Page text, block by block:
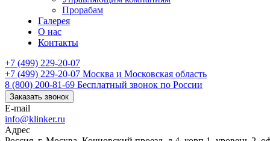
Прорабам
Галерея
О нас
Контакты
+7 (499) 229-20-07
+7 (499) 229-20-07 Москва и Московская область
8 (800) 200-81-69 Бесплатный звонок по России
Заказать звонок
E-mail
info@klinker.ru
Адрес